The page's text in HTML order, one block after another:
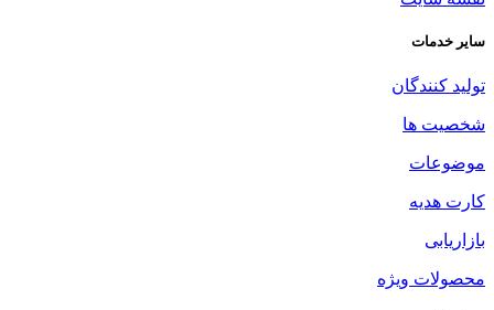
سایر خدمات
تولید کنندگان
شخصیت ها
موضوعات
کارت هدیه
بازاریابی
محصولات ویژه